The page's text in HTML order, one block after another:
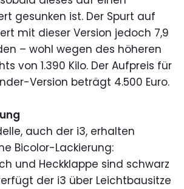
gesunken ist. Der Spurt auf
mit dieser Version jedoch 7,9
– wohl wegen des höheren
von 1.390 Kilo. Der Aufpreis für
Version beträgt 4.500 Euro.
auch der i3, erhalten
Bicolor-Lackierung:
und Heckklappe sind schwarz
der i3 über Leichtbausitze